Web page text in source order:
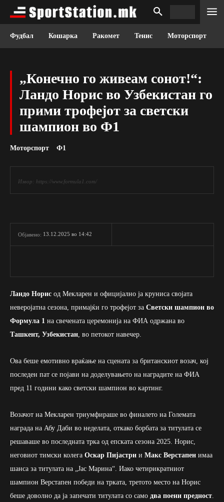
Фудбал Кошарка Ракомет Тенис Моторспорт
„Конечно го живеам сонот!“:
Ландо Норис во Узбекистан го
прими трофејот за светски
шампион во Ф1
Моторспорт Ф1
Извор: https://www.formula1.com/
Објавено: 13.12.2025 во 14:42
Ландо Норис од Мекларен и официјално ја круниса својата
неверојатна сезона, примајќи го трофејот за Светски шампион во
Формула 1 на свечената церемонија на ФИА одржана во
Ташкент, Узбекистан, во петокот навечер.
Ова беше емотивно враќање на сцената за британскиот возач, кој
последен пат се појави на доделувањето на наградите на ФИА
пред 11 години како светски шампион во картинг.
Возачот на Мекларен триумфираше во финалето на Големата
награда на Абу Даби во неделата, откако борбата за титулата се
решаваше во последната трка од епската сезона 2025. Норис,
неговиот тимски колега Оскар Пијастри и Макс Верстапен имаа
шанса за титулата на „Јас Марина“. Иако четирикратниот
шампион Верстапен победи на трката, третото место на Норис
беше доволно да ја запечати титулата со само два поени предност.